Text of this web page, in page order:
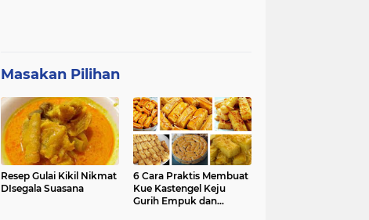
Masakan Pilihan
Resep Gulai Kikil Nikmat
DIsegala Suasana
6 Cara Praktis Membuat
Kue Kastengel Keju
Gurih Empuk dan